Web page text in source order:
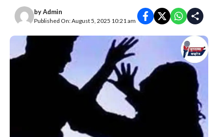
byAdmin
Published On: August 5, 2025 10:21 am